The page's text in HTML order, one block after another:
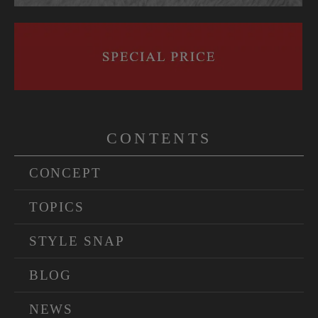
CONTENTS
CONCEPT
TOPICS
STYLE SNAP
BLOG
NEWS